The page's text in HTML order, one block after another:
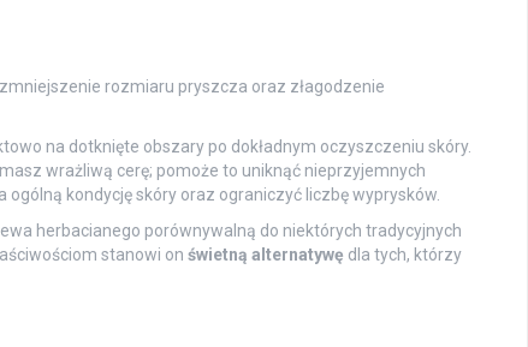
rozmiaru pryszcza oraz złagodzenie
na dotknięte obszary po dokładnym oczyszczeniu skóry.
wrażliwą cerę; pomoże to uniknąć nieprzyjemnych
kondycję skóry oraz ograniczyć liczbę wyprysków.
herbacianego porównywalną do niektórych tradycyjnych
stanowi on świetną alternatywę dla tych, którzy